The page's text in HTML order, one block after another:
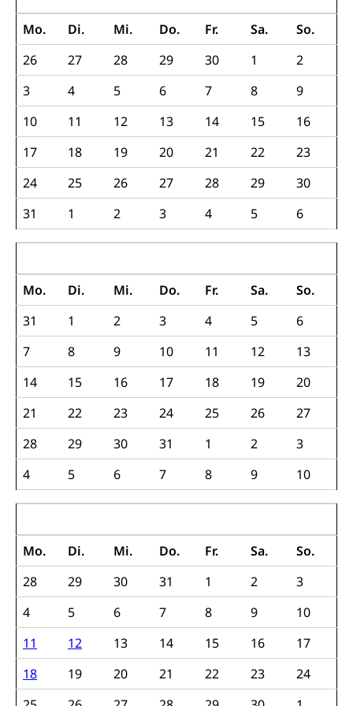
Mo.
Di. Mi. Do. Fr. Sa.
So.
26
27 28 29 30 1
2
3
4 5 6 7 8
9
10
11 12 13 14 15
16
17
18 19 20 21 22
23
24
25 26 27 28 29
30
31
1 2 3 4 5 6
Mo.
Di. Mi. Do. Fr. Sa.
So.
31
1 2 3 4 5
6
7
8 9 10 11 12
13
14
15 16 17 18 19
20
21
22 23 24 25 26
27
28
29 30 31 1 2
3
4
5 6 7 8 9 10
Mo.
Di. Mi. Do. Fr. Sa.
So.
28
29 30 31 1 2
3
4
5 6 7 8 9
10
11
12 13 14 15 16
17
18
19 20 21 22 23
24
Schulden (gruezi.lu.ch)
Betreibungsämter
Betreibungsverfahren
Konkursämter
Demokratie
Regierungsform, Stimm- und Wahlrecht,
Stimmrecht, Abstimmungen, Wahlen, politische
Parteien, Grundfreiheiten, Pluralismus
Volksrechte
Kantonale Steuern
Finanzausgleich, Einkommenssteuer, Kopfsteuer,
Verrechnungssteuer, Quellensteuer,
Grundstückgewinnsteuer, Liegenschaftssteuer,
Handänderungssteuer, Grundsteuer, Kirchensteuer,
Gewerbesteuer, Vergnügungssteuer,
Reklameplakatsteuer, Verkehrssteuer,
Erbschaftssteuer, Schenkungssteuer, Gewinn- und
Kapitalsteuer
Steuern (Dienststelle)
Ombudsstellen
Vermittler, Vermittlungsstelle, Schlichtungsstelle,
Vermittlung, Schlichtung, Mediation
Umgang mit Beschwerden (Volksschulen)
Beschwerde Strassenverkehrsamt
Beschwerdestelle Spitäler
Schlichtungsstelle SEG
Rassismus
Diskriminierung, Fremdenfeindlichkeit,
Gleichberechtigung
Anlaufstelle Schutz vor Diskriminierung
(fabia)
Schutz vor Diskriminierung
Strafregister und Strafverfahren
Strafrecht, Strafrechtspflege, Gerichtsverfahren,
Strafregistereintrag, Strafregisterauszug,
Kriminalität
Strafregisterauszug bestellen (EJPD)
Vormund, Amtsvormund, Mündel,
Vormundschaftsbehörde, Kindesschutz,
Jugendschutz
Kindes- und Erwachsenenschutz KESB
Kindes- und Erwachsenenschutzbehörden im
Kanton Luzern
Umwelt und Bauen
Abfall